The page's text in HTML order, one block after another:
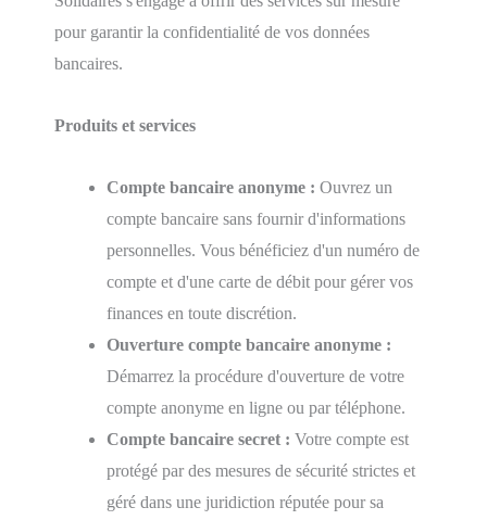
pour garantir la confidentialité de vos données
bancaires.
Produits et services
Compte bancaire anonyme : Ouvrez un
compte bancaire sans fournir d'informations
personnelles. Vous bénéficiez d'un numéro de
compte et d'une carte de débit pour gérer vos
finances en toute discrétion.
Ouverture compte bancaire anonyme :
Démarrez la procédure d'ouverture de votre
compte anonyme en ligne ou par téléphone.
Compte bancaire secret : Votre compte est
protégé par des mesures de sécurité strictes et
géré dans une juridiction réputée pour sa